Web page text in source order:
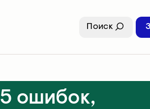
Поиск
5 ошибок,